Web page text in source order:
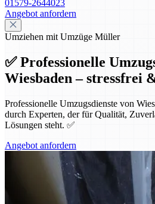
01579-2644023
Angebot anfordern
Umziehen mit Umzüge Müller
✅ Professionelle
Wiesbaden – stressfrei
Professionelle Umzugsdienste von
durch Experten, der für Qualität,
Lösungen steht. ✅
Angebot anfordern